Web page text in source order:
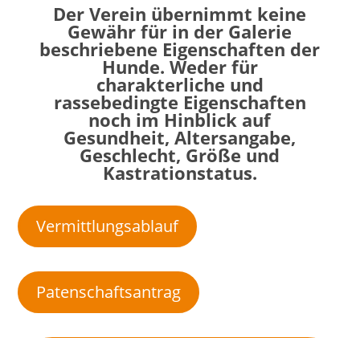
Der Verein übernimmt keine
Gewähr für in der Galerie
beschriebene Eigenschaften der
Hunde. Weder für
charakterliche und
rassebedingte Eigenschaften
noch im Hinblick auf
Gesundheit, Altersangabe,
Geschlecht, Größe und
Kastrationstatus.
Vermittlungsablauf
Patenschaftsantrag